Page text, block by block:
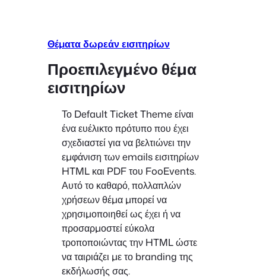
Θέματα δωρεάν εισιτηρίων
Προεπιλεγμένο θέμα
εισιτηρίων
Το Default Ticket Theme είναι
ένα ευέλικτο πρότυπο που έχει
σχεδιαστεί για να βελτιώνει την
εμφάνιση των emails εισιτηρίων
HTML και PDF του FooEvents.
Αυτό το καθαρό, πολλαπλών
χρήσεων θέμα μπορεί να
χρησιμοποιηθεί ως έχει ή να
προσαρμοστεί εύκολα
τροποποιώντας την HTML ώστε
να ταιριάζει με το branding της
εκδήλωσής σας.